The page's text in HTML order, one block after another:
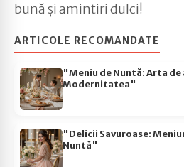
bună și amintiri dulci!
ARTICOLE RECOMANDATE
"Meniu de Nuntă: Arta de
Modernitatea"
"Delicii Savuroase:
Nuntă"